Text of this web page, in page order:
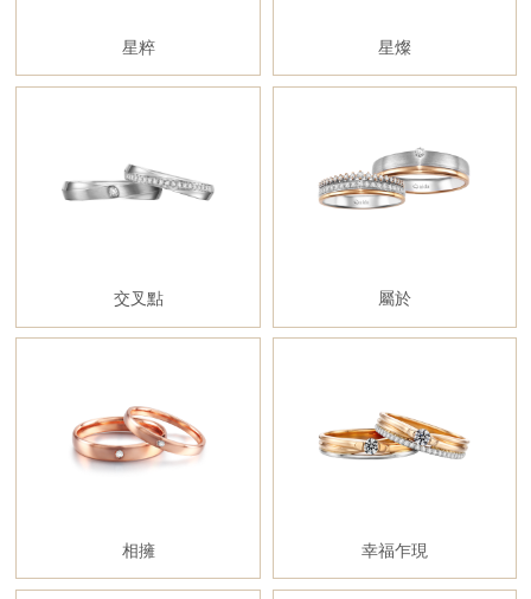
星粹 星燦
交叉點 屬於
相擁 幸福乍現